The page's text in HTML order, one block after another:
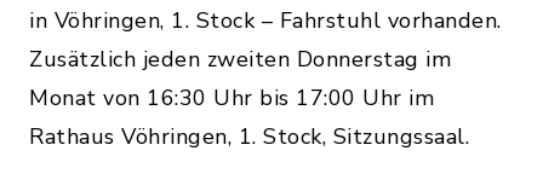
in Vöhringen, 1. Stock – Fahrstuhl vorhanden.
Zusätzlich jeden zweiten Donnerstag im
Monat von 16:30 Uhr bis 17:00 Uhr im
Rathaus Vöhringen, 1. Stock, Sitzungssaal.